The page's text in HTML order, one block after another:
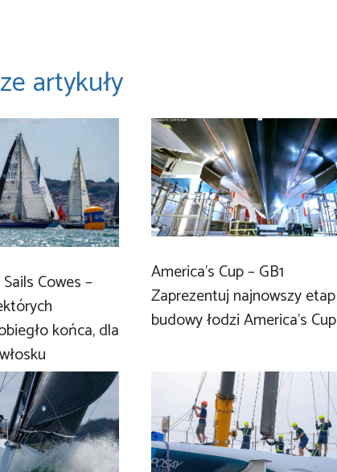
artykuły
Cowes –
końca, dla
America’s Cup – GB1
Zaprezentuj najnowszy etap
budowy łodzi America’s Cup